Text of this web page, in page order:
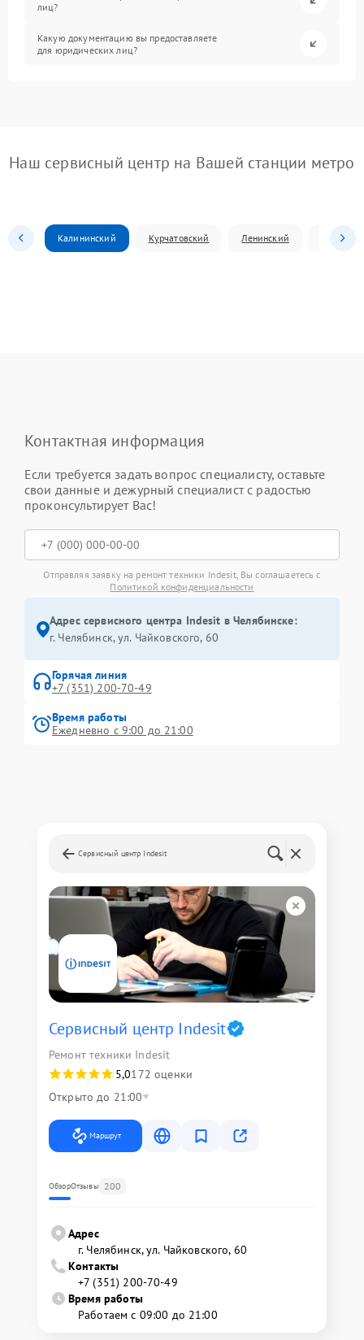
лиц?
Какую документацию вы предоставляете
для юридических лиц?
Наш сервисный центр на Вашей станции метро
Калининский Курчатовский Ленинский
Контактная информация
Если требуется задать вопрос специалисту, оставьте
свои данные и дежурный специалист с радостью
проконсультирует Вас!
Отправляя заявку на ремонт техники Indesit, Вы соглашаетесь с
Политикой конфиденциальности
Адрес сервисного центра Indesit в Челябинске:
г. Челябинск, ул. Чайковского, 60
Горячая линия
+7 (351) 200-70-49
Время работы
Ежедневно с 9:00 до 21:00
Сервисный центр Indesit
Сервисный центр Indesit
Ремонт техники Indesit
5,0172 оценки
Открыто до 21:00
Маршрут
ОбзорОтзывы 200
Адрес
г. Челябинск, ул. Чайковского, 60
Контакты
+7 (351) 200-70-49
Время работы
Работаем с 09:00 до 21:00